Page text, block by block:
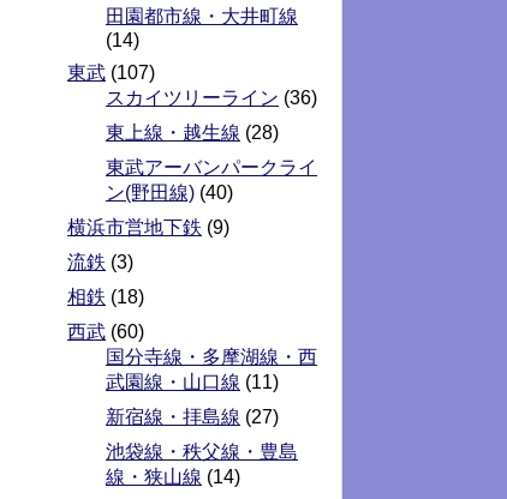
田園都市線・大井町線
(14)
東武 (107)
スカイツリーライン (36)
東上線・越生線 (28)
東武アーバンパークライ
ン(野田線) (40)
横浜市営地下鉄 (9)
流鉄 (3)
相鉄 (18)
西武 (60)
国分寺線・多摩湖線・西
武園線・山口線 (11)
新宿線・拝島線 (27)
池袋線・秩父線・豊島
線・狭山線 (14)